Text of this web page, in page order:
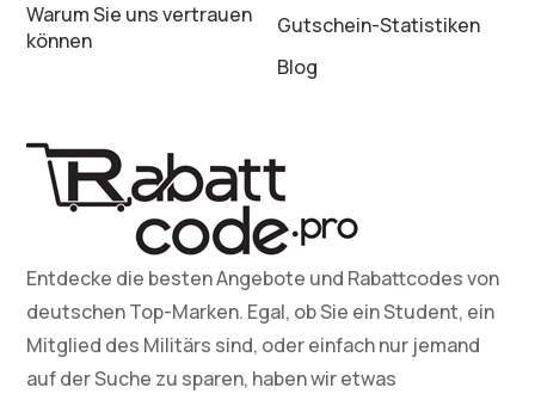
Warum Sie uns vertrauen
können
Gutschein-Statistiken
Blog
Entdecke die besten Angebote und Rabattcodes von
deutschen Top-Marken. Egal, ob Sie ein Student, ein
Mitglied des Militärs sind, oder einfach nur jemand
auf der Suche zu sparen, haben wir etwas